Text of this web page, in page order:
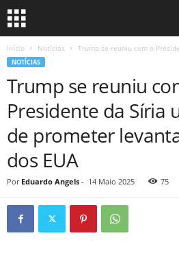
Início Notícias Trump se reuniu com o
NOTÍCIAS
Trump se reuniu
Presidente da Síria
de prometer
dos EUA
Por Eduardo Angels - 14 Maio 2025 75